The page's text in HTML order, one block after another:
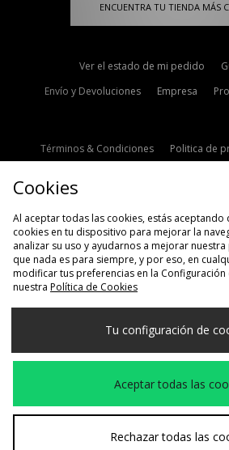
ENCUENTRA TU TIENDA MÁS
Ver el estado de mi pedido
Envío y Devoluciones
Empresa
Términos & Condiciones Politica de
Selecciona País
España
Aceptamos las siguientes
Visita nuestra página corporativa en
Cookies
Al aceptar todas las cookies, estás aceptando
cookies en tu dispositivo para mejorar la
analizar su uso y ayudarnos a mejorar
que nada es para siempre, y por eso, en
modificar tus preferencias en la Configuración
nuestra Política de Cookies
Tu configuración de
Aceptar todas las
Rechazar todas las